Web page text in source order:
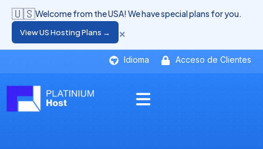
Idioma Acceso de Clientes
🇺🇸Welcome from the USA! We have special plans for you.
View US Hosting Plans → ×